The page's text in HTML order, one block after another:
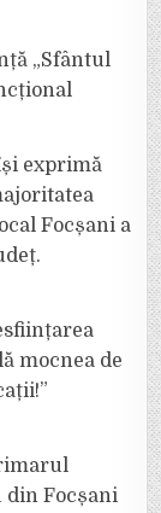
„Sfântul
exprimă
Focșani a
mocnea de
din Focșani